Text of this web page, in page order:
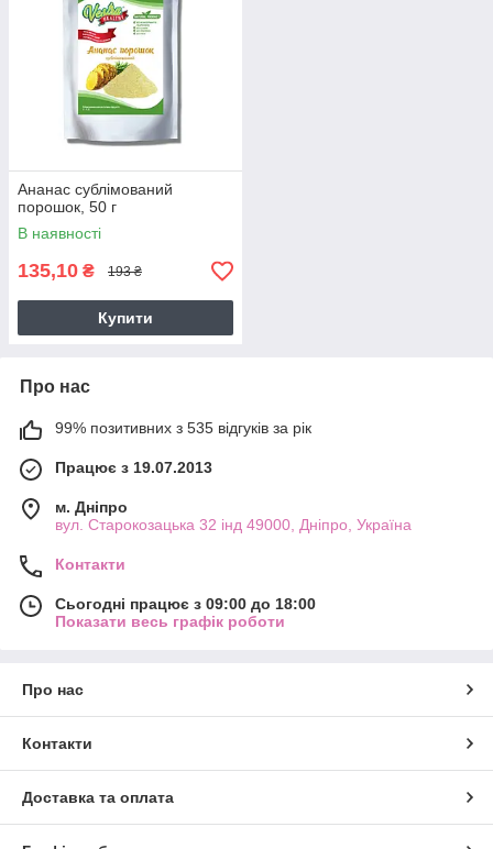
Ананас сублімований
порошок, 50 г
В наявності
135,10 ₴ 193 ₴
Купити
Про нас
99% позитивних з 535 відгуків за рік
Працює з 19.07.2013
м. Дніпро
вул. Старокозацька 32 інд 49000, Дніпро, Україна
Контакти
Сьогодні працює з 09:00 до 18:00
Показати весь графік роботи
Про нас
Контакти
Доставка та оплата